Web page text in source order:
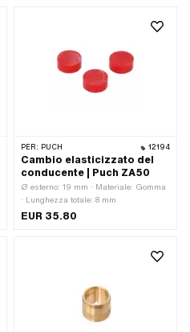
PER: PUCH 12194
Cambio elasticizzato del
conducente | Puch ZA50
Ø esterno: 19 mm · Materiale: Gomma
· Lunghezza totale: 8 mm
EUR 35.80